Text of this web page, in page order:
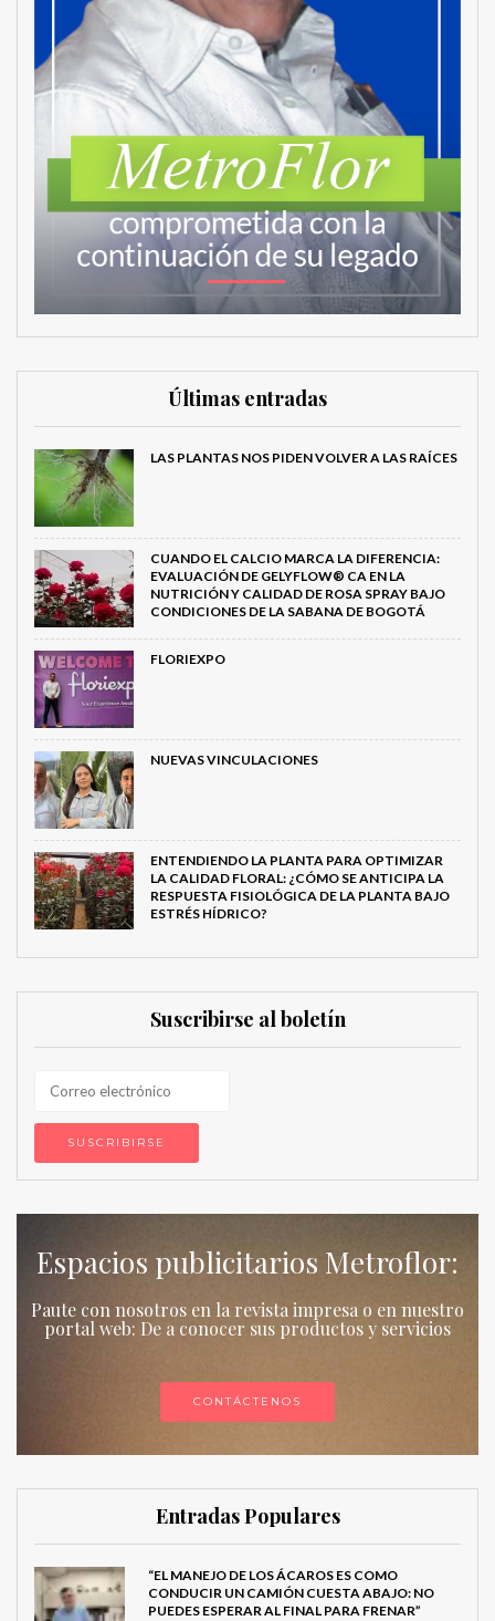
Últimas entradas
LAS PLANTAS NOS PIDEN VOLVER A LAS RAÍCES
CUANDO EL CALCIO MARCA LA DIFERENCIA:
EVALUACIÓN DE GELYFLOW® CA EN LA
NUTRICIÓN Y CALIDAD DE ROSA SPRAY BAJO
CONDICIONES DE LA SABANA DE BOGOTÁ
FLORIEXPO
NUEVAS VINCULACIONES
ENTENDIENDO LA PLANTA PARA OPTIMIZAR
LA CALIDAD FLORAL: ¿CÓMO SE ANTICIPA LA
RESPUESTA FISIOLÓGICA DE LA PLANTA BAJO
ESTRÉS HÍDRICO?
Suscribirse al boletín
Espacios publicitarios Metroflor:
Paute con nosotros en la revista impresa o en nuestro
portal web: De a conocer sus productos y servicios
CONTÁCTENOS
Entradas Populares
“EL MANEJO DE LOS ÁCAROS ES COMO
CONDUCIR UN CAMIÓN CUESTA ABAJO: NO
PUEDES ESPERAR AL FINAL PARA FRENAR”